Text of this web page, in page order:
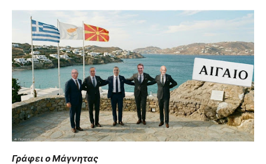
Γράφει ο Μάγνητας